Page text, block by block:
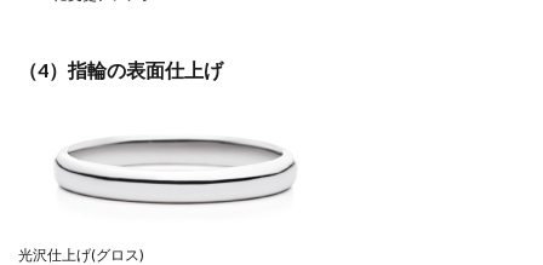
（4）指輪の表面仕上げ
光沢仕上げ(グロス)